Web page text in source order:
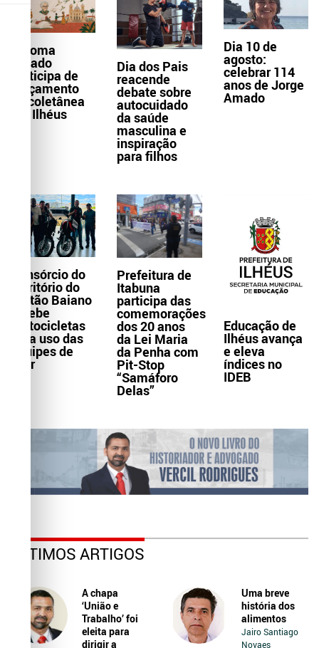
Paloma
Amado
participa de
lançamento
de coletânea
em Ilhéus
Dia dos Pais
reacende
debate sobre
autocuidado
da saúde
masculina e
inspiração
para filhos
Dia 10 de
agosto:
celebrar 114
anos de Jorge
Amado
Consórcio do
Território do
Sertão Baiano
recebe
motocicletas
para uso das
equipes de
Ater
Prefeitura de
Itabuna
participa das
comemorações
dos 20 anos
da Lei Maria
da Penha com
Pit-Stop
“Samáforo
Delas”
Educação de
Ilhéus avança
e eleva
índices no
IDEB
ÚLTIMOS ARTIGOS
A chapa
‘União e
Trabalho’ foi
eleita para
dirigir a
Uma breve
história dos
alimentos
Jairo Santiago
Novaes